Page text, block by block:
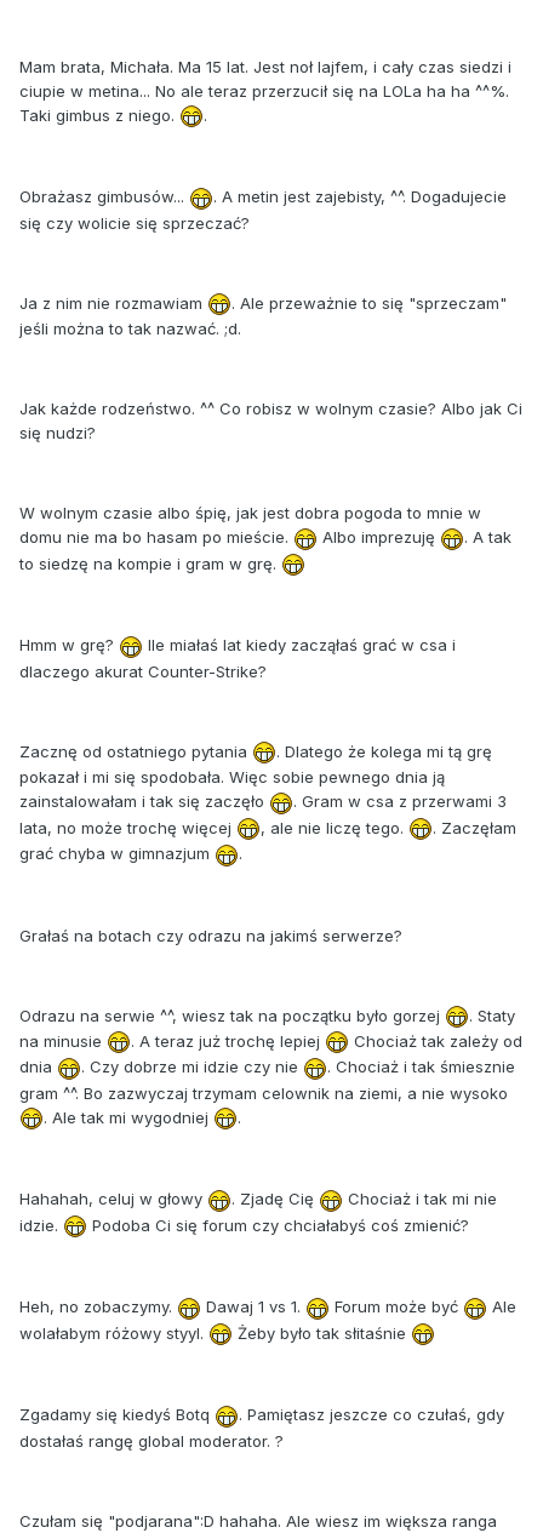
Mam brata, Michała. Ma 15 lat. Jest noł lajfem, i cały czas siedzi i
ciupie w metina... No ale teraz przerzucił się na LOLa ha ha ^^%.
Taki gimbus z niego.
.
Obrażasz gimbusów...
. A metin jest zajebisty, ^^. Dogadujecie
się czy wolicie się sprzeczać?
Ja z nim nie rozmawiam
. Ale przeważnie to się "sprzeczam"
jeśli można to tak nazwać. ;d.
Jak każde rodzeństwo. ^^ Co robisz w wolnym czasie? Albo jak Ci
się nudzi?
W wolnym czasie albo śpię, jak jest dobra pogoda to mnie w
domu nie ma bo hasam po mieście.
Albo imprezuję
. A tak
to siedzę na kompie i gram w grę.
Hmm w grę?
Ile miałaś lat kiedy zacząłaś grać w csa i
dlaczego akurat Counter-Strike?
Zacznę od ostatniego pytania
. Dlatego że kolega mi tą grę
pokazał i mi się spodobała. Więc sobie pewnego dnia ją
zainstalowałam i tak się zaczęło
. Gram w csa z przerwami 3
lata, no może trochę więcej
, ale nie liczę tego.
. Zaczęłam
grać chyba w gimnazjum
.
Grałaś na botach czy odrazu na jakimś serwerze?
Odrazu na serwie ^^, wiesz tak na początku było gorzej
. Staty
na minusie
. A teraz już trochę lepiej
Chociaż tak zależy od
dnia
. Czy dobrze mi idzie czy nie
. Chociaż i tak śmiesznie
gram ^^. Bo zazwyczaj trzymam celownik na ziemi, a nie wysoko
. Ale tak mi wygodniej
.
Hahahah, celuj w głowy . Zjadę Cię
Chociaż i tak mi nie
idzie.
Podoba Ci się forum czy chciałabyś coś zmienić?
Heh, no zobaczymy. Dawaj 1 vs 1. Forum może być
Ale
wolałabym różowy styyl.
Żeby było tak słitaśnie
Zgadamy się kiedyś Botq
. Pamiętasz jeszcze co czułaś, gdy
dostałaś rangę global moderator. ?
Czułam się "podjarana":D hahaha. Ale wiesz im większa ranga